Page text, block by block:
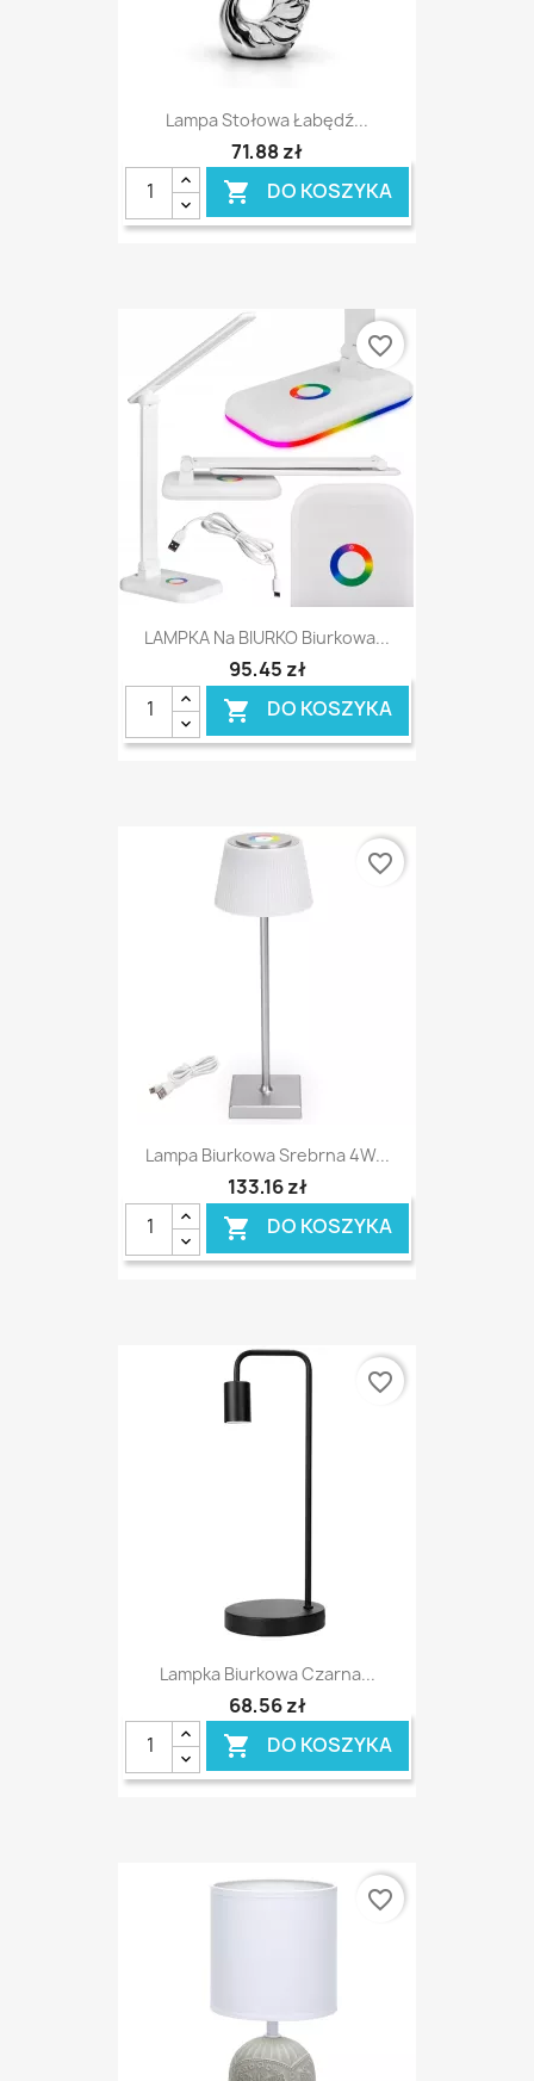
Lampa Stołowa Łabędź...
71,88 zł
 DO KOSZYKA
LAMPKA Na BIURKO Biurkowa...
95,45 zł
 DO KOSZYKA
favorite_border
Lampa Biurkowa Srebrna 4W...
133,16 zł
 DO KOSZYKA
favorite_border
Lampka Biurkowa Czarna...
68,56 zł
 DO KOSZYKA
favorite_border
favorite_border